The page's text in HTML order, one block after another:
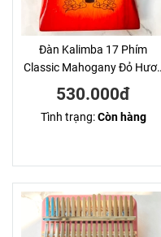
Đàn Kalimba 17 Phím
Classic Mahogany Đỏ
Đôi Hluru
530.000đ
Tình trạng:Còn hàng